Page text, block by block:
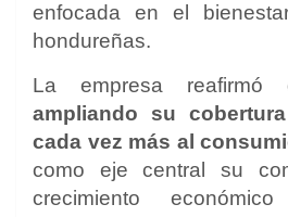
enfocada en el
hondureñas.
La empresa reafirmó
ampliando su
cada vez más al
como eje central su
crecimiento